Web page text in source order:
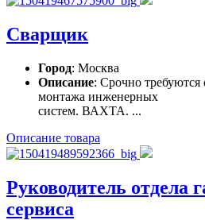
Сварщик
Город: Москва
Описание: Срочно
монтажа инженерных
систем. ВАХТА. ...
Описание товара
Руководитель отдела
сервиса